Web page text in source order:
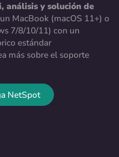
análisis y solución de
MacBook (macOS 11+) o
7/8/10/11) con un
estándar
más sobre el soporte
NetSpot